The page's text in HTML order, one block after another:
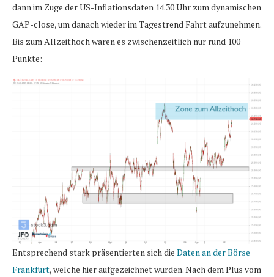
dann im Zuge der US-Inflationsdaten 14.30 Uhr zum dynamischen
GAP-close, um danach wieder im Tagestrend Fahrt aufzunehmen.
Bis zum Allzeithoch waren es zwischenzeitlich nur rund 100
Punkte:
Entsprechend stark präsentierten sich die Daten an der Börse
Frankfurt, welche hier aufgezeichnet wurden. Nach dem Plus vom